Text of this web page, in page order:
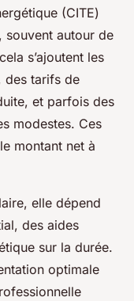
(CITE)
souvent autour de
s’ajoutent les
des tarifs de
et parfois des
modestes. Ces
montant net à
elle dépend
des aides
sur la durée.
optimale